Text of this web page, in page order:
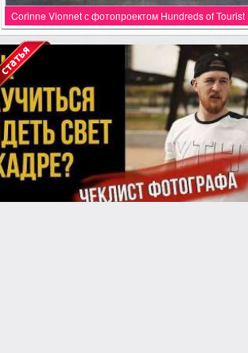
Corinne Vionnet с фотопроектом Hundreds of Tourist